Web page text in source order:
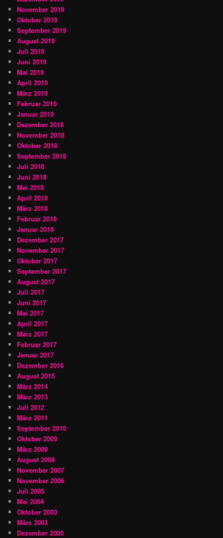
November 2019
Oktober 2019
September 2019
August 2019
Juli 2019
Juni 2019
Mai 2019
April 2019
März 2019
Februar 2019
Januar 2019
Dezember 2018
November 2018
Oktober 2018
September 2018
Juli 2018
Juni 2018
Mai 2018
April 2018
März 2018
Februar 2018
Januar 2018
Dezember 2017
November 2017
Oktober 2017
September 2017
August 2017
Juli 2017
Juni 2017
Mai 2017
April 2017
März 2017
Februar 2017
Januar 2017
Dezember 2016
August 2015
März 2014
März 2013
Juli 2012
März 2011
September 2010
Oktober 2009
März 2009
August 2008
November 2007
November 2006
Juli 2005
Mai 2004
Oktober 2003
März 2003
Dezember 2000